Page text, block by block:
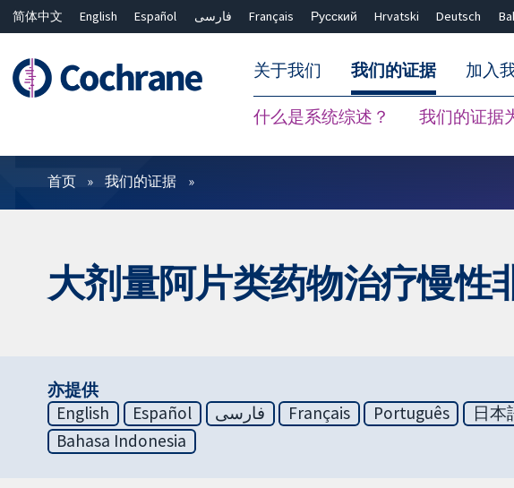
简体中文 English Español فارسی Français Русский Hrvatski Deutsch
关于我们 我们的证据
什么是系统综述？ 我们的证据
加入
过滤
首页 我们的证据
大剂量阿片类药物治疗慢性
亦提供
English
Español فارسی Français Português 日本
Bahasa Indonesia